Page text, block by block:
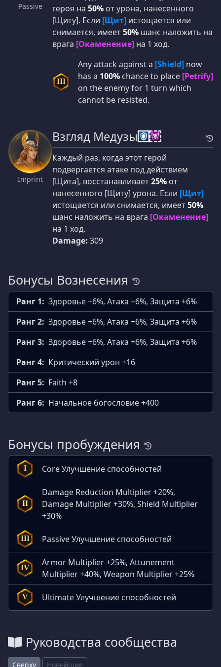
Passive
героя на 50% от урона, нанесенного
[Щиту]. Если [Щит] истощается или
снимается, имеет50% шанс наложить на
врага [Окаменение] на 1 ход.
III
Any attack against a [Shield] now
has a 100% chance to place [Petrify]
on the enemy for 1 turn which
cannot be resisted.
Imprint
Взгляд Медузы
Каждый раз, когда этот герой
подвергается атаке под действием
[Щита], восстанавливает25% от
нанесенного [Щиту] урона. Если [Щит]
истощается или снимается, имеет50%
шанс наложить на врага [Окаменение]
на 1 ход.
Damage: 309
Бонусы Вознесения
Ранг 1: Здоровье +6%, Атака +6%, Защита +6%
Ранг 2: Здоровье +6%, Атака +6%, Защита +6%
Ранг 3: Здоровье +6%, Атака +6%, Защита +6%
Ранг 4: Критический урон +16
Ранг 5: Faith +8
Ранг 6: Начальное богословие +400
Бонусы пробуждения
I Core Улучшение способностей
II
Damage Reduction Multiplier +20%,
Damage Multiplier +30%, Shield Multiplier
+30%
III Passive Улучшение способностей
IV
Armor Multiplier +25%, Attunement
Multiplier +40%, Weapon Multiplier +25%
V Ultimate Улучшение способностей
Руководства сообщества
Сверху Новейшие